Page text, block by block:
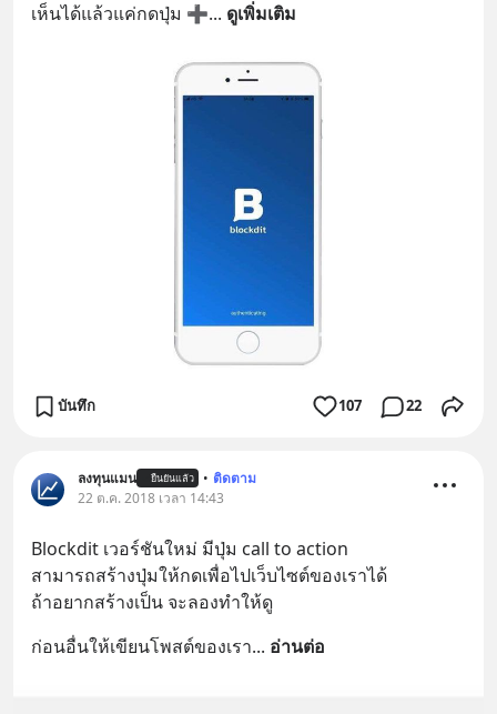
เห็นได้แล้วแค่กดปุ่ม ➕... ดูเพิ่มเติม
บันทึก 107 22
ลงทุนแมน ยืนยันแล้ว • ติดตาม
22 ต.ค. 2018 เวลา 14:43
Blockdit เวอร์ชันใหม่ มีปุ่ม call to action
สามารถสร้างปุ่มให้กดเพื่อไปเว็บไซต์ของเราได้
ถ้าอยากสร้างเป็น จะลองทำให้ดู
ก่อนอื่นให้เขียนโพสต์ของเรา... อ่านต่อ